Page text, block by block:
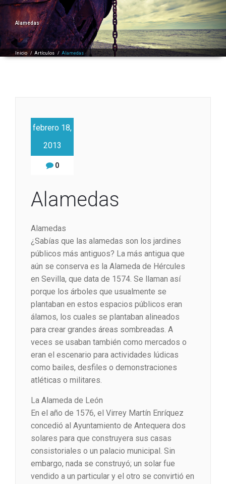
Alamedas
Inicio / Artículos / Alamedas
febrero 18,
2013
0
Alamedas
Alamedas
¿Sabías que las alamedas son los jardines
públicos más antiguos? La más antigua que
aún se conserva es la Alameda de Hércules
en Sevilla, que data de 1574. Se llaman así
porque los árboles que usualmente se
plantaban en estos espacios públicos eran
álamos, los cuales se plantaban alineados
para crear grandes áreas sombreadas. A
veces se usaban también como mercados o
eran el escenario para actividades lúdicas
como bailes, desfiles o demonstraciones
atléticas o militares.
La Alameda de León
En el año de 1576, el Virrey Martín Enríquez
concedió al Ayuntamiento de Antequera dos
solares para que construyera sus casas
consistoriales o un palacio municipal. Sin
embargo, nada se construyó; un solar fue
vendido a un particular y el otro se convirtió en